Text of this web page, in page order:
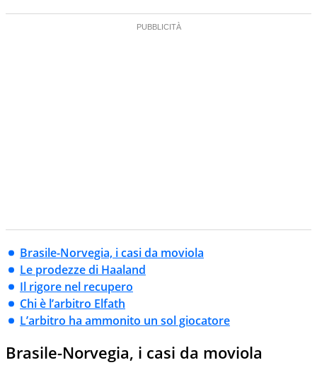
Brasile-Norvegia, i casi da moviola
Le prodezze di Haaland
Il rigore nel recupero
Chi è l’arbitro Elfath
L’arbitro ha ammonito un sol giocatore
Brasile-Norvegia, i casi da moviola